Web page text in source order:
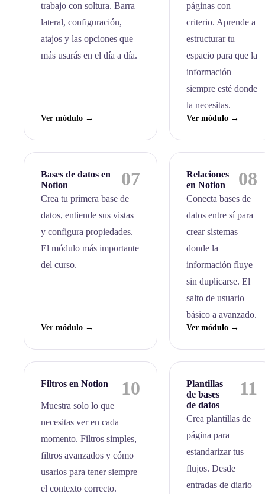
trabajo con soltura. Barra
lateral, configuración,
atajos y las opciones que
más usarás en el día a día.
Ver módulo →
páginas con
criterio. Aprende a
estructurar tu
espacio para que la
información
siempre esté donde
la necesitas.
Ver módulo →
Bases de datos en
Notion
07
Crea tu primera base de
datos, entiende sus vistas
y configura propiedades.
El módulo más importante
del curso.
Ver módulo →
Relaciones
en Notion
08
Conecta bases de
datos entre sí para
crear sistemas
donde la
información fluye
sin duplicarse. El
salto de usuario
básico a avanzado.
Ver módulo →
Filtros en Notion 10
Muestra solo lo que
necesitas ver en cada
momento. Filtros simples,
filtros avanzados y cómo
usarlos para tener siempre
el contexto correcto.
Plantillas
de bases
de datos
11
Crea plantillas de
página para
estandarizar tus
flujos. Desde
entradas de diario